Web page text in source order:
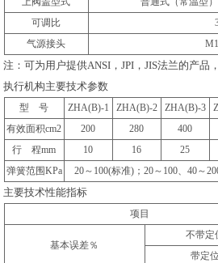
可调比
气源接头
注：可为用户提供ANSI，JPI，JIS法兰的产品
执行机构主要技术参数
型 号 ZHA(B)-1 ZHA(B)-2 ZHA(B)-3
有效面积cm2
200 280 400
行 程mm
10 16 25
弹簧范围KPa
20～100(标准)；20～100、40～
主要技术性能指标
项目
基本误差％
不带定
带定